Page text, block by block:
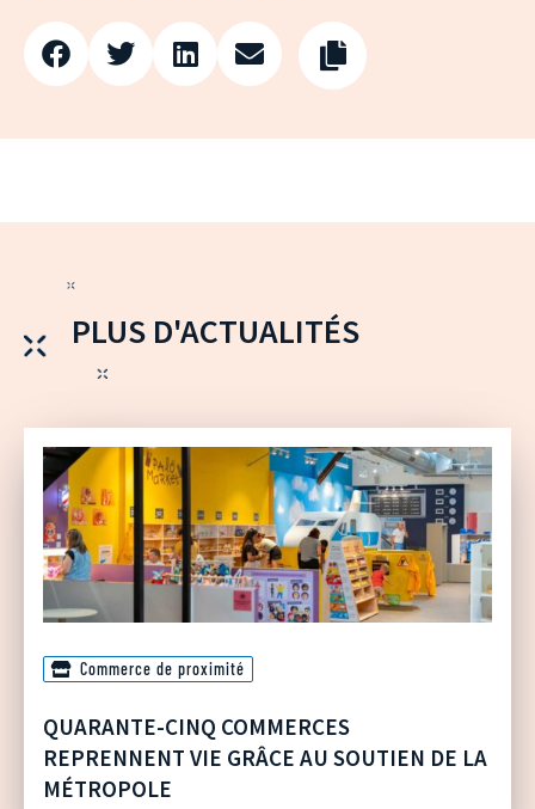
PLUS D'ACTUALITÉS
Commerce de proximité
QUARANTE-CINQ COMMERCES
REPRENNENT VIE GRÂCE AU SOUTIEN DE LA
MÉTROPOLE